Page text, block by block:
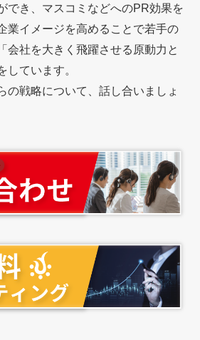
でき、マスコミなどへのPR効果を
業イメージを高めることで若手の
会社を大きく飛躍させる原動力と
しています。
の戦略について、話し合いましょ